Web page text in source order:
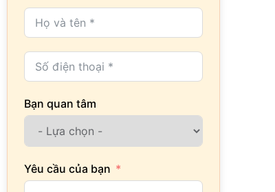
Bạn quan tâm
Yêu cầu của bạn